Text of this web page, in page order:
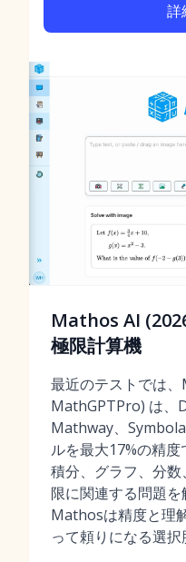
詳
Mathos AI
極限計算機
最近のテストでは
MathGPTPro) は、
Mathway、
ルを最大17%の精
積分、グラフ、分
限に関連する問題を
Mathosは精度と理
って頼りになる選択